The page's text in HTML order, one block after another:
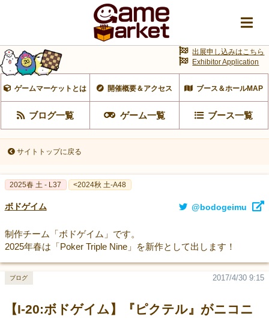
ゲームマーケットとは 開催概要＆アクセス ブース＆ホールMAP
ブログ一覧 ゲーム一覧 ブース一覧
出展申し込みはこちら
Exhibitor Application
サイトトップに戻る
2025春 土 - L37 <2024秋 土-A48
ボドゲイム @bodogeimu
制作チーム「ボドゲイム」です。
2025年春は「Poker Triple Nine」を新作として出します！
【I-20:ボドゲイム】『ピクテル』がニコニ
2017/4/30 9:15
ブログ